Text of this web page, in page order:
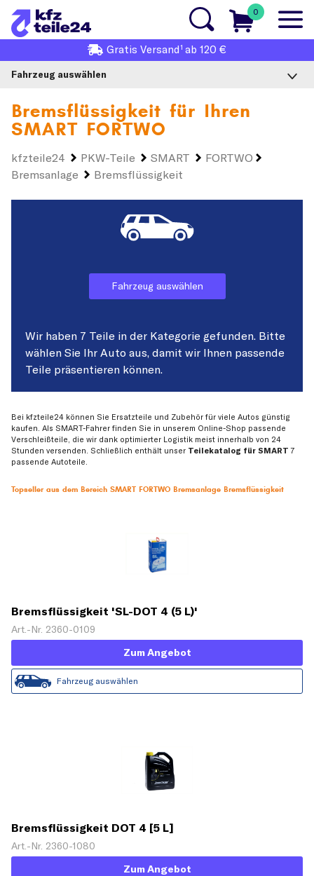
0
Gratis Versand1 ab 120 €
Fahrzeug auswählen
Bremsflüssigkeit für Ihren
SMART FORTWO
kfzteile24 PKW-Teile SMART
FORTWO
Bremsanlage
Bremsflüssigkeit
Fahrzeug auswählen
Wir haben 7 Teile in der Kategorie gefunden. Bitte
wählen Sie Ihr Auto aus, damit wir Ihnen passende
Teile präsentieren können.
Bei kfzteile24 können Sie Ersatzteile und Zubehör für viele Autos günstig
kaufen. Als SMART-Fahrer finden Sie in unserem Online-Shop passende
Verschleißteile, die wir dank optimierter Logistik meist innerhalb von 24
Stunden versenden. Schließlich enthält unser Teilekatalog für SMART 7
passende Autoteile.
Topseller aus dem Bereich SMART FORTWO Bremsanlage Bremsflüssigkeit
Bremsflüssigkeit 'SL-DOT 4 (5 L)'
Art.-Nr. 2360-0109
Zum Angebot
Fahrzeug auswählen
Bremsflüssigkeit DOT 4 [5 L]
Art.-Nr. 2360-1080
Zum Angebot